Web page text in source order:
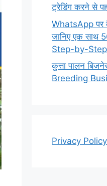
ट्रेडिंग करने से
WhatsApp पर
जानिए एक साथ
Step-by-Step
कुत्ता पालन
Breeding
Privacy Policy